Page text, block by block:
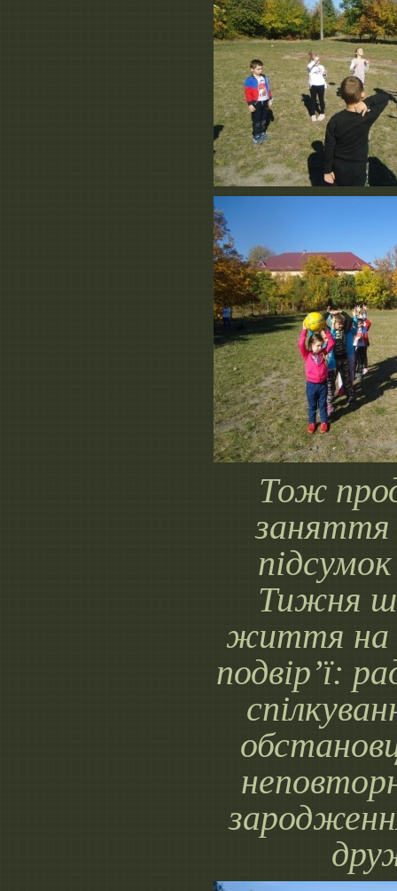
Тож
заняття
Тижня
життя на
подвір’ї: